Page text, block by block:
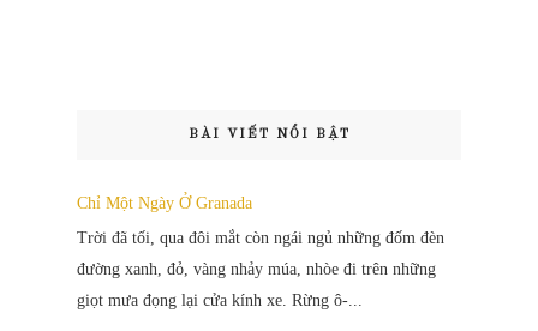
BÀI VIẾT NỔI BẬT
Chỉ Một Ngày Ở Granada
Trời đã tối, qua đôi mắt còn ngái ngủ những đốm đèn
đường xanh, đỏ, vàng nhảy múa, nhòe đi trên những
giọt mưa đọng lại cửa kính xe. Rừng ô-...